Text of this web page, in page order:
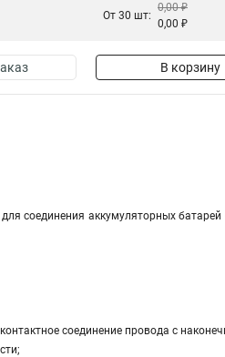
От 30 шт:
0,00 ₽
0,00 ₽
В корзину
соединения аккумуляторных батарей
соединение провода с